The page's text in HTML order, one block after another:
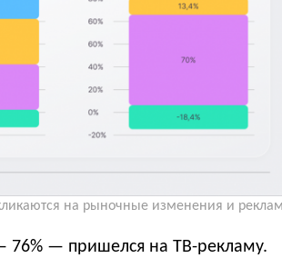
на рыночные изменения и
76% — пришелся на ТВ-рекламу.